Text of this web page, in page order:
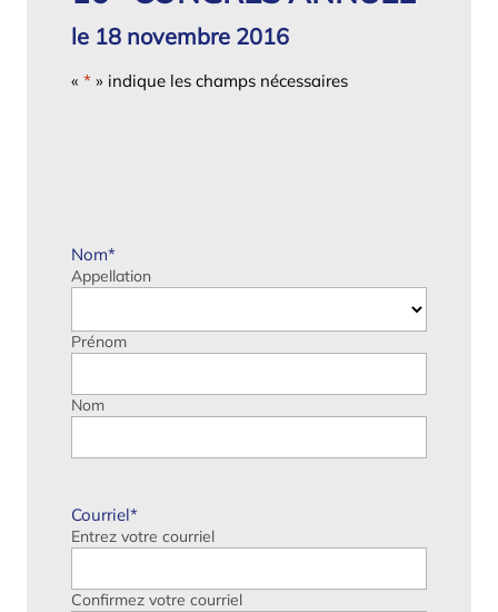
le 18 novembre 2016
« *» indique les champs nécessaires
Nom*
Appellation
Prénom
Nom
Courriel*
Entrez votre courriel
Confirmez votre courriel